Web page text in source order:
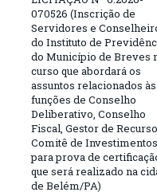
070526 (Inscrição de
Servidores e
do Instituto de
do Município de Breves
curso que abordará os
assuntos relacionados às
funções de Conselho
Deliberativo, Conselho
Fiscal, Gestor de
Comitê de Investimentos
para prova de
que será realizado na
de Belém/PA)